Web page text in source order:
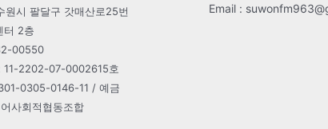
원시 팔달구 갓매산로25번
터 2층
00550
11-2202-07-0002615호
0305-0146-11 / 예금
사회적협동조합
Email :